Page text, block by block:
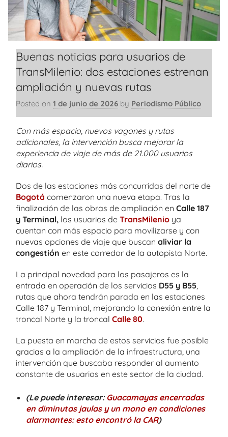
Buenas noticias para usuarios de
TransMilenio: dos estaciones estrenan
ampliación y nuevas rutas
Posted on 1 de junio de 2026 by Periodismo Público
Con más espacio, nuevos vagones y rutas
adicionales, la intervención busca mejorar la
experiencia de viaje de más de 21.000 usuarios
diarios.
Dos de las estaciones más concurridas del norte de
Bogotá comenzaron una nueva etapa. Tras la
finalización de las obras de ampliación en Calle 187
y Terminal, los usuarios de TransMilenio ya
cuentan con más espacio para movilizarse y con
nuevas opciones de viaje que buscan aliviar la
congestión en este corredor de la autopista Norte.
La principal novedad para los pasajeros es la
entrada en operación de los servicios D55 y B55
rutas que ahora tendrán parada en las estaciones
Calle 187 y Terminal, mejorando la conexión entre la
troncal Norte y la troncal Calle 80.
La puesta en marcha de estos servicios fue posible
gracias a la ampliación de la infraestructura, una
intervención que buscaba responder al aumento
constante de usuarios en este sector de la ciudad.
(Le puede interesar: Guacamayas encerradas
en diminutas jaulas y un mono en condiciones
alarmantes: esto encontró la CAR)